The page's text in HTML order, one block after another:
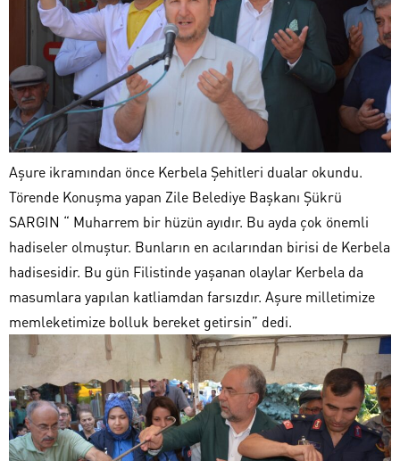
Aşure ikramından önce Kerbela Şehitleri dualar okundu.
Törende Konuşma yapan Zile Belediye Başkanı Şükrü
SARGIN “ Muharrem bir hüzün ayıdır. Bu ayda çok önemli
hadiseler olmuştur. Bunların en acılarından birisi de Kerbela
hadisesidir. Bu gün Filistinde yaşanan olaylar Kerbela da
masumlara yapılan katliamdan farsızdır. Aşure milletimize
memleketimize bolluk bereket getirsin” dedi.